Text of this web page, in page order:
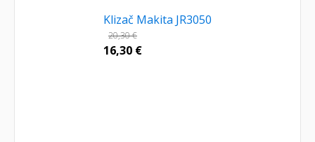
Klizač Makita JR3050
20,30€
16,30 €